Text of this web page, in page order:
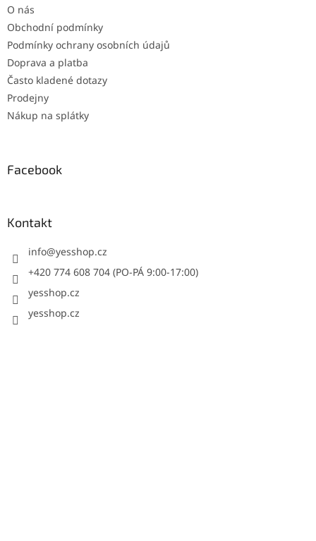
O nás
Obchodní podmínky
Podmínky ochrany osobních údajů
Doprava a platba
Často kladené dotazy
Prodejny
Nákup na splátky
Facebook
Kontakt
info@yesshop.cz
+420 774 608 704 (PO-PÁ 9:00-17:00)
yesshop.cz
yesshop.cz